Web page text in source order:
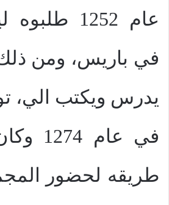
عام 1252
في باريس، ومن ذلك
يدرس ويكتب الي،
في
طريقه لحضور